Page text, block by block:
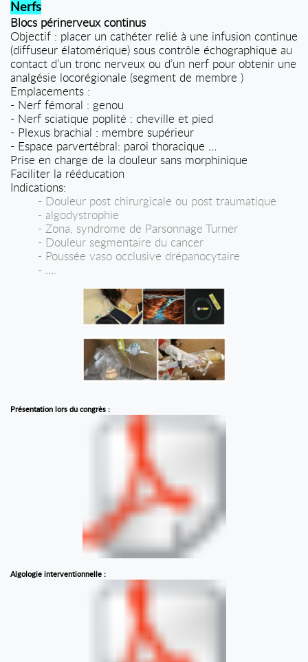
Nerfs
Blocs périnerveux continus
Objectif : placer un cathéter relié à une infusion continue
(diffuseur élatomérique) sous contrôle échographique au
contact d’un tronc nerveux ou d’un nerf pour obtenir une
analgésie locorégionale (segment de membre )
Emplacements :
- Nerf fémoral : genou
- Nerf sciatique poplité : cheville et pied
- Plexus brachial : membre supérieur
- Espace parvertébral: paroi thoracique …
Prise en charge de la douleur sans morphinique
Faciliter la rééducation
Indications:
- Douleur post chirurgicale ou post traumatique
- algodystrophie
- Zona, syndrome de Parsonnage Turner
- Douleur segmentaire du cancer
- Poussée vaso occlusive drépanocytaire
- ….
Présentation lors du congrès :
Algologie interventionnelle :